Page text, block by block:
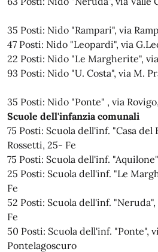
35 Posti: Nido "Rampari", via
47 Posti: Nido "Leopardi", via
22 Posti: Nido "Le Margherite",
93 Posti: Nido "U. Costa",
35 Posti: Nido "Ponte" , via
Scuole dell'infanzia comunali
75 Posti: Scuola dell'inf. "Casa del
Rossetti, 25- Fe
75 Posti: Scuola dell'inf.
25 Posti: Scuola dell'inf. "Le
Fe
52 Posti: Scuola dell'inf.
Fe
50 Posti: Scuola dell'inf. "Ponte",
Pontelagoscuro